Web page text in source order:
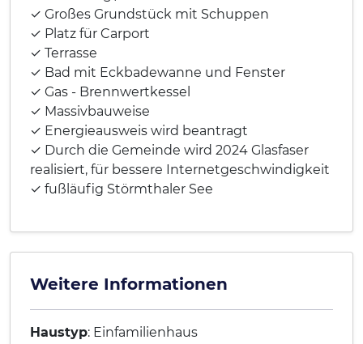
✓ Großes Grundstück mit Schuppen
✓ Platz für Carport
✓ Terrasse
✓ Bad mit Eckbadewanne und Fenster
✓ Gas - Brennwertkessel
✓ Massivbauweise
✓ Energieausweis wird beantragt
✓ Durch die Gemeinde wird 2024 Glasfaser
realisiert, für bessere Internetgeschwindigkeit
✓ fußläufig Störmthaler See
Weitere Informationen
Haustyp: Einfamilienhaus